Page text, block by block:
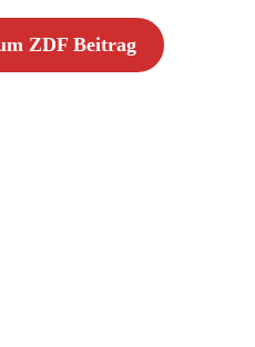
ZDF Beitrag